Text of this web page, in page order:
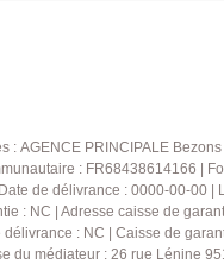
arborées d'arbres fruitiers
: AGENCE PRINCIPALE
: FR68438614166 |
de délivrance : 0000-00-00
: NC | Adresse caisse de
: NC | Caisse de
du médiateur : 26 rue Lénine